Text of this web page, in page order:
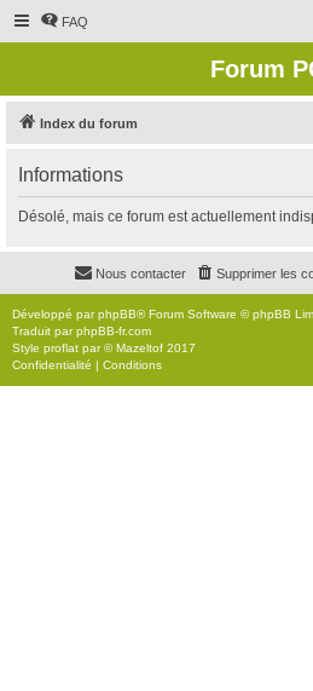
FAQ
Forum
Index du forum
Informations
Désolé, mais ce forum est actuellement
Supprimer les
Nous contacter
Développé parphpBB® Forum Software © phpBB
Traduit parphpBB-fr.com
Style proflat par ©Mazeltof 2017
Confidentialité | Conditions